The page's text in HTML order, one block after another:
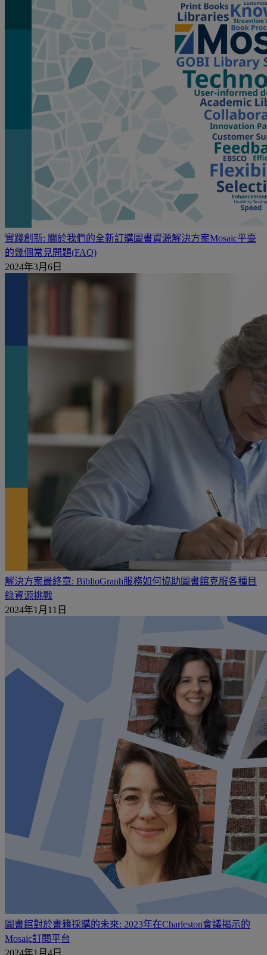
實踐創新: 關於我們的全新訂購圖書資源解決方案Mosaic平臺
的幾個常見問題(FAQ)
2024年3月6日
解決方案最終章: BiblioGraph服務如何協助圖書館克服各種目
錄資源挑戰
2024年1月11日
圖書館對於書籍採購的未來: 2023年在Charleston會議揭示的
Mosaic訂閱平台
2024年1月4日